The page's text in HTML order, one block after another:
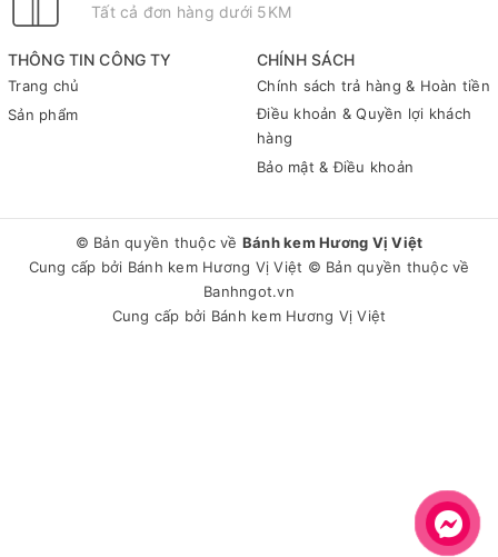
THÔNG TIN CÔNG TY
Trang chủ
Sản phẩm
CHÍNH SÁCH
Chính sách trả hàng & Hoàn tiền
Điều khoản & Quyền lợi khách
hàng
Bảo mật & Điều khoản
Tất cả đơn hàng dưới 5KM
© Bản quyền thuộc về Bánh kem Hương Vị Việt
Cung cấp bởi Bánh kem Hương Vị Việt © Bản quyền thuộc về
Banhngot.vn
Cung cấp bởi Bánh kem Hương Vị Việt